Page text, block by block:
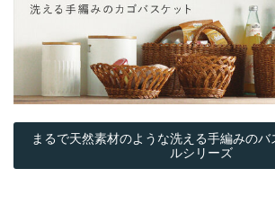
まるで天然素材のような洗える手編みのバ
ルシリーズ